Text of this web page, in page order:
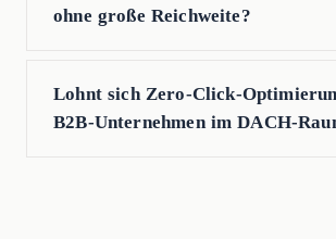
ohne große Reichweite?
Lohnt sich Zero-Click-
B2B-Unternehmen im DACH-